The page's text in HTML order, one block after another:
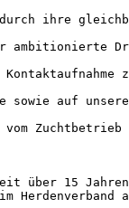
durch ihre
ambitionierte
auf
Zuchtbetrieb
über 15
im